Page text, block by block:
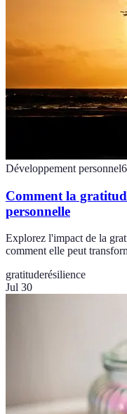
Développement personnel6
Comment la
personnelle
Explorez l'impact de la
comment elle peut
gratituderésilience
Jul 30